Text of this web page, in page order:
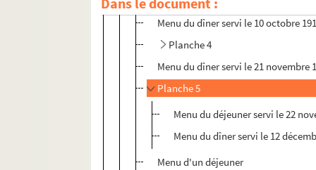
Menu du dîner servi le 10 octobre
Planche 4
Menu du dîner servi le 21 novembre
Planche 5
Menu du déjeuner servi le 22
Menu du dîner servi le 12
Menu d'un déjeuner